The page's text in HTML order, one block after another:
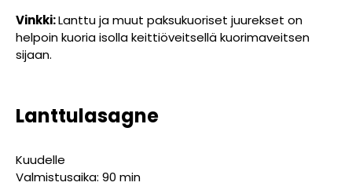
Vinkki:Lanttu ja muut paksukuoriset juurekset on
helpoin kuoria isolla keittiöveitsellä kuorimaveitsen
sijaan.
Lanttulasagne
Kuudelle
Valmistusaika: 90 min